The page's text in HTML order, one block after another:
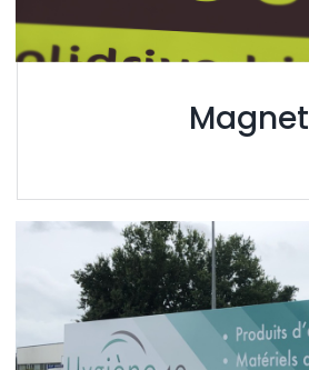
Magnet